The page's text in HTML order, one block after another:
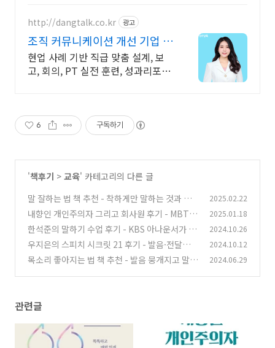
http://dangtalk.co.kr 광고
조직 커뮤니케이션 개선 기업 맞
춤형 프로그램 기획
현업 사례 기반 직급 맞춤 설계, 보
고, 회의, PT 실전 훈련, 성과리포트
6 구독하기
'책후기 > 교육' 카테고리의 다른 글
말 잘하는 법 책 추천 - 착하게만 말하는 것과 우
아하게 말하는 것의 차이 (1)
2025.02.22
내향인 개인주의자 그리고 회사원 후기 - MBTI I
형이 직장에서 살아남는 법
(1)
2025.01.18
한석준의 말하기 수업 후기 - KBS 아나운서가 알
려주는 발음·목소리·스피치 비법
(4)
2024.10.26
우지은의 스피치 시크릿 21 후기 - 발음·전달력·
목소리를 한 번에 잡는 법
(4)
2024.10.12
목소리 좋아지는 법 책 추천 - 발음 뭉개지고 말이
2024.06.29
관련글